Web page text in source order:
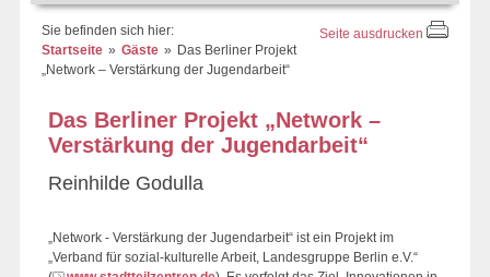
Seite ausdrucken
Sie befinden sich hier:
Startseite
Gäste
Das Berliner Projekt
„Network – Verstärkung der Jugendarbeit“
Das Berliner Projekt „Network –
Verstärkung der Jugendarbeit“
Reinhilde Godulla
„Network - Verstärkung der Jugendarbeit“ ist ein Projekt im
„Verband für sozial-kulturelle Arbeit, Landesgruppe Berlin e.V.“